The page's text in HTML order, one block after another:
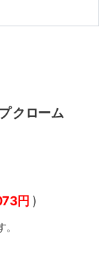
クローム
円 )